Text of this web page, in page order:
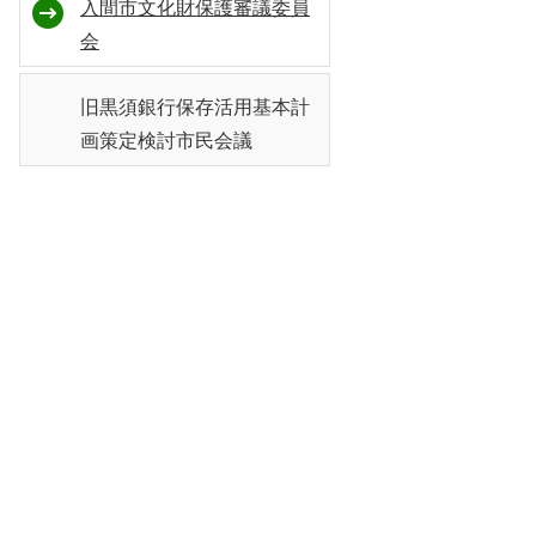
入間市文化財保護審議委員
会
旧黒須銀行保存活用基本計
画策定検討市民会議